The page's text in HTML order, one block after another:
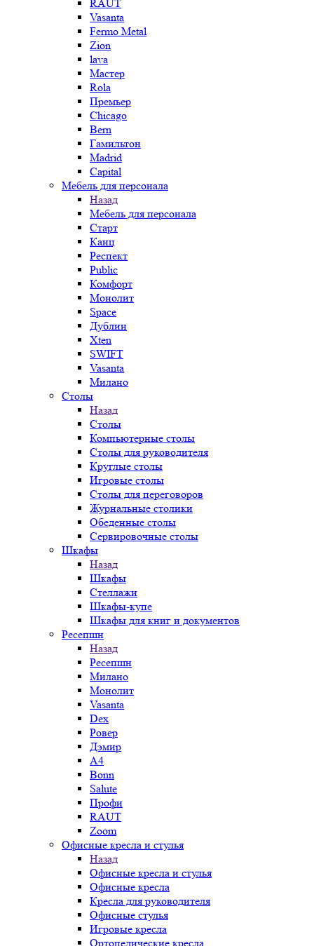
RAUT
Vasanta
Fermo Metal
Zion
lava
Мастер
Rola
Премьер
Chicago
Bern
Гамильтон
Madrid
Capital
Мебель для персонала
Назад
Мебель для персонала
Старт
Канц
Респект
Public
Комфорт
Монолит
Space
Дублин
Xten
SWIFT
Vasanta
Милано
Столы
Назад
Столы
Компьютерные столы
Столы для руководителя
Круглые столы
Игровые столы
Столы для переговоров
Журнальные столики
Обеденные столы
Сервировочные столы
Шкафы
Назад
Шкафы
Стеллажи
Шкафы-купе
Шкафы для книг и документов
Ресепшн
Назад
Ресепшн
Милано
Монолит
Vasanta
Dex
Ровер
Дэмир
A4
Bonn
Salute
Профи
RAUT
Zoom
Офисные кресла и стулья
Назад
Офисные кресла и стулья
Офисные кресла
Кресла для руководителя
Офисные стулья
Игровые кресла
Ортопедические кресла